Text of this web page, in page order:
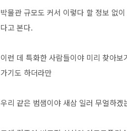
박물관 규모도 커서 이렇다 할 정보 없
다고 본다.
이런 데 특화한 사람들이야 미리 찾아
가기도 하더라만
우리 같은 범샘이야 새삼 일러 무얼하겠